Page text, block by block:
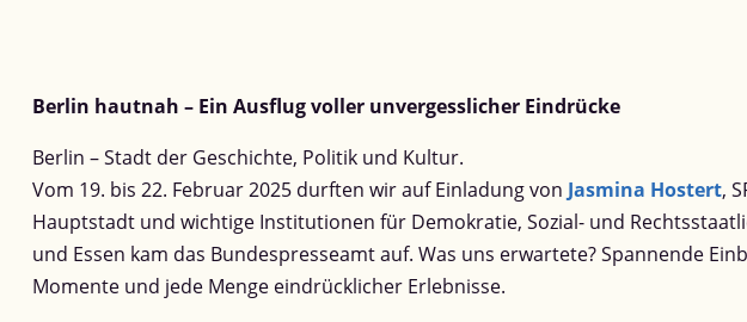
Berlin hautnah – Ein Ausflug voller unvergesslicher Eindrücke
Berlin – Stadt der Geschichte, Politik und Kultur.
Vom 19. bis 22. Februar 2025 durften wir auf Einladung von Jasmina Hostert,
Hauptstadt und wichtige Institutionen für Demokratie, Sozial- und
und Essen kam das Bundespresseamt auf. Was uns erwartete? Spannende
Momente und jede Menge eindrücklicher Erlebnisse.